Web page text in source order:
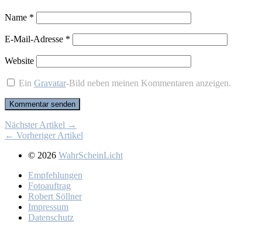
Name *
E-Mail-Adresse *
Website
EinGravatar-Bild neben meinen Kommentaren anzeigen.
Nächster Artikel →
← Vorheriger Artikel
© 2026 WahrScheinLicht
Emp­feh­lun­gen
Fo­to­auf­trag
Ro­bert Söll­ner
Im­pres­sum
Da­ten­schutz